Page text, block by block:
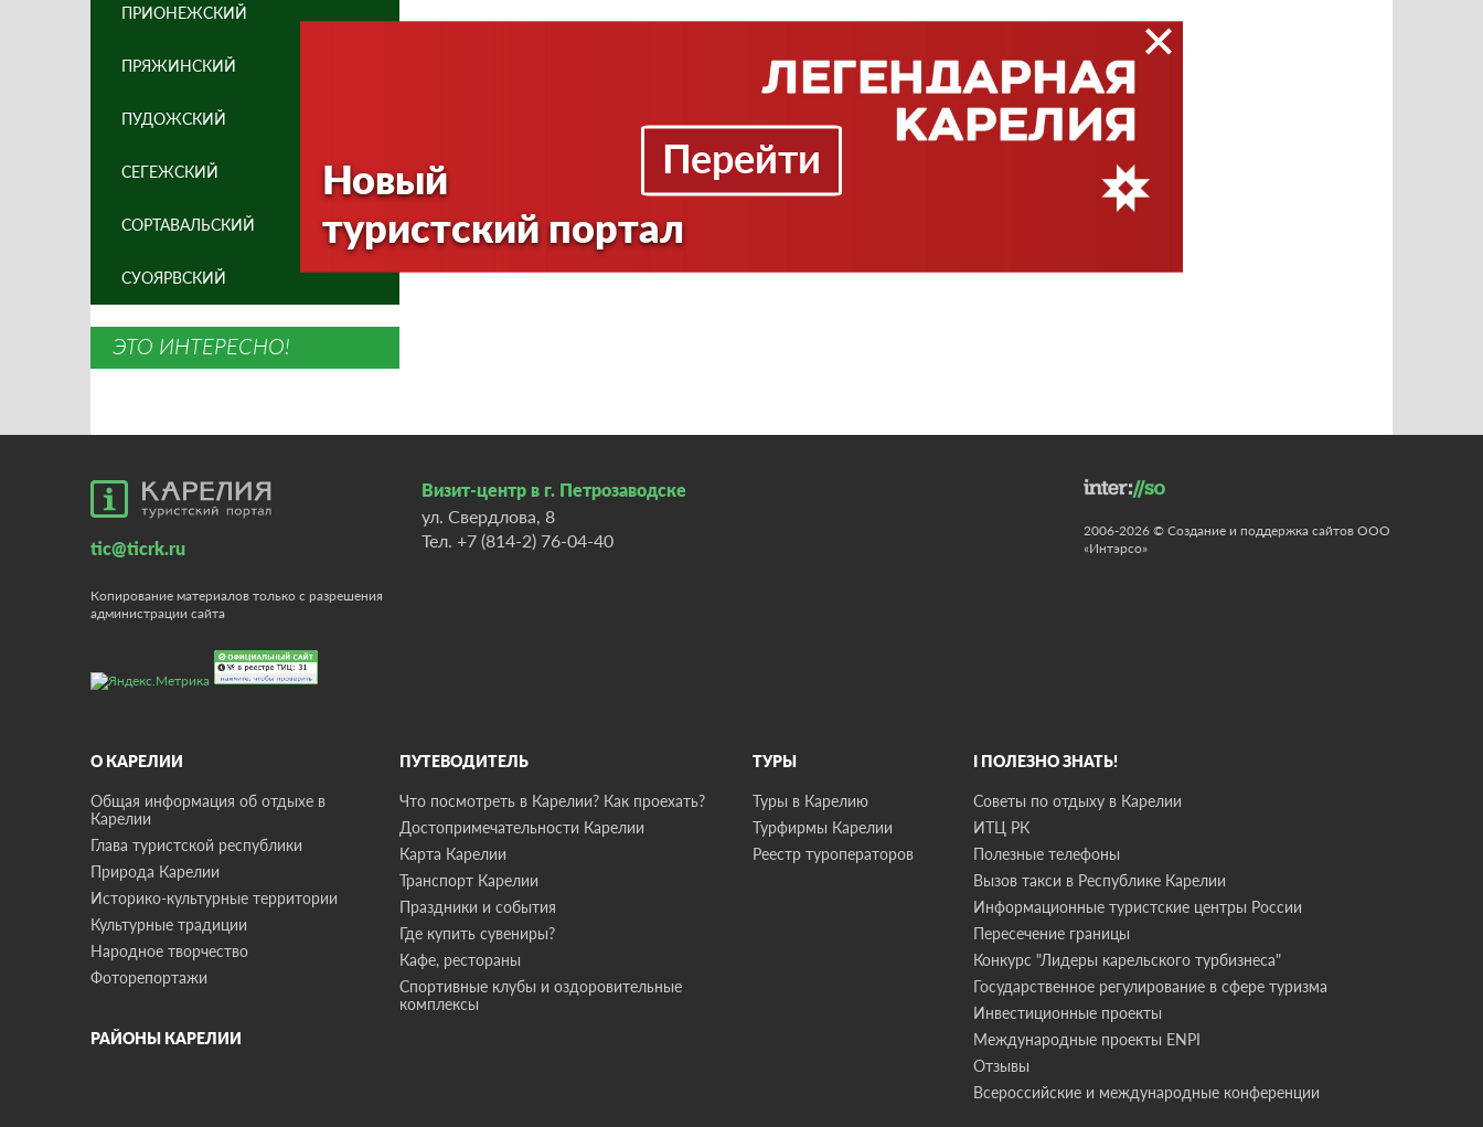
ПРИОНЕЖСКИЙ
ПРЯЖИНСКИЙ
ПУДОЖСКИЙ
СЕГЕЖСКИЙ
СОРТАВАЛЬСКИЙ
СУОЯРВСКИЙ
ЭТО ИНТЕРЕСНО!
tic@ticrk.ru
Копирование материалов только с разрешения
администрации сайта
Визит-центр в г. Петрозаводске
ул. Свердлова, 8
Тел. +7 (814-2) 76-04-40
2006-2026 © Создание и поддержка сайтов ООО
«Интэрсо»
О КАРЕЛИИ
Общая информация об отдыхе в
Карелии
Глава туристской республики
Природа Карелии
Историко-культурные территории
Культурные традиции
Народное творчество
Фоторепортажи
РАЙОНЫ КАРЕЛИИ
ПУТЕВОДИТЕЛЬ
Что посмотреть в Карелии? Как проехать?
Достопримечательности Карелии
Карта Карелии
Транспорт Карелии
Праздники и события
Где купить сувениры?
Кафе, рестораны
Спортивные клубы и оздоровительные
комплексы
ТУРЫ
Туры в Карелию
Турфирмы Карелии
Реестр туроператоров
I ПОЛЕЗНО ЗНАТЬ!
Советы по отдыху в Карелии
ИТЦ РК
Полезные телефоны
Вызов такси в Республике Карелии
Информационные туристские центры России
Пересечение границы
Конкурс "Лидеры карельского турбизнеса"
Государственное регулирование в сфере туризма
Инвестиционные проекты
Международные проекты ENPI
Отзывы
Всероссийские и международные конференции
Новый
туристский портал
Перейти